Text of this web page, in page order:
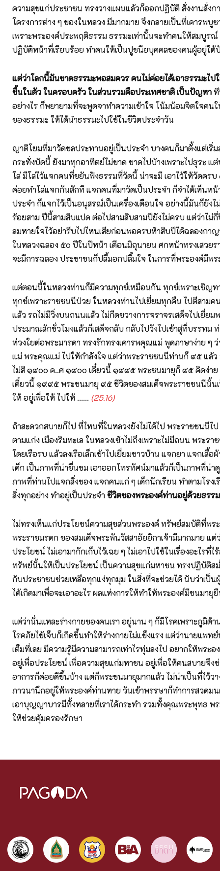
ความสุขแก่ประชาชน ทรงวางแผนแล้วก็ออกปฏิบัติ สั่งงานสั่งก
โครงการต่าง ๆ ของในหลวง มีมากมาย จึงกลายเป็นที่เคารพบู
เพราะพระองค์ประพฤติธรรม ธรรมะเท่านั้นจะทำคนให้สมบูร
ปฏิบัติหน้าที่เรียบร้อย ทำคนให้เป็นปูชนียบุคคลของคนผู้อยู่ใ
แต่ว่าโลกนี้มันขาดธรรมะพอสมควร คนไม่ค่อยได้เอาธรรมะไป
ขึ้นในตัว ในครอบครัว ในส่วนรวมคือประเทศชาติ เป็นปัญหาที
อย่างไร ก็พยายามที่จะพูดจาทำความเข้าใจ โน้มน้อมจิตใจคน
ของธรรมะ ให้ได้นำธรรมะไปใช้ในชีวิตประจำวัน
ญาติโยมที่มาวัดชลประทานอยู่เป็นประจำ บางคนก็มาตั้งแต่เริ่ม
กระทั่งบัดนี้ ยังมาทุกอาทิตย์ไม่ขาด ขาดไปบ้างเพราะไปธุระ แ
โล่ มีโล่ไว้แจกคนที่ขยันฟังธรรมที่วัดนี้ น่าจะมี เอาไว้ให้วัดคร
ค่อยทำโล่แจกกันสักที แจกคนที่มาวัดเป็นประจำ ก็จำได้เห็นหน้
ประจำ ก็แจกไว้เป็นอนุสรณ์เป็นเครื่องเตือนใจ อย่างนี้มันก็ยังไ
ร้อยสาม ปีนี้สามสิบแปด ต่อไปสามสิบสามปียังไม่ครบ แต่ว่าไม่
ลมหายใจไว้อย่ารีบไปไหนเสียก่อนพอครบห้าสิบปีได้ฉลองกา
ในหลวงฉลอง ๕๐ ปีในปีหน้า เดือนมิถุนายน ศกหน้าทรงเสวย
จะมีการฉลอง ประชาชนก็ปลื้มอกปลื้มใจ ในการที่พระองค์มีพ
แต่ตอนนี้ในหลวงท่านก็มีความทุกข์เหมือนกัน ทุกข์เพราะเชิญท
ทุกข์เพราะราชชนนีป่วย ในหลวงท่านไปเยี่ยมทุกคืน ไปตีสาม
แล้ว รถไม่มีวิ่งบนถนนแล้ว ไม่กีดขวางการจราจรเสด็จไปเยี่ยม
ประมาณสักชั่วโมงแล้วก็เสด็จกลับ กลับไปวังไปเข้าสู่ที่บรรทม
ห่วงใยต่อพระมารดา ทรงรักทรงเคารพคุณแม่ พูดภาษาง่าย ๆ
แม่ พระคุณแม่ ไปให้กำลังใจ แต่ว่าพระราชชนนีท่านก็ ๙๕ แล้
ไม่สิ ๑๙๐๐ ค..ศ ๑๙๐๐ เดี๋ยวนี้ ๑๙๙๕ พระชนมายุก็ ๙๕ คิดง่า
เดี๋ยวนี้ ๑๙๙๕ พระชนมายุ ๙๕ ชีวิตของสมเด็จพระราชชนนีนั้น
ให้ อยู่เพื่อให้ ไปให้ ...... (25.16)
ถ้าสะดวกสบายก็ไป ที่ไหนที่ในหลวงยังไม่ได้ไป พระราชชนนีไป
ตามแก่ง เมืองริมทะเล ในหลวงเข้าไม่ถึงเพราะไม่มีถนน พระร
โดยเรือรบ แล้วลงเรือเล็กเข้าไปเยี่ยมชาวบ้าน แจกยา แจกเสื้
เด็ก เป็นภาพที่น่าชื่นชม เอาออกโทรทัศน์มาแล้วก็เป็นภาพที่น่
ภาพที่ท่านไปแจกสิ่งของ แจกคนแก่ ๆ เด็กนักเรียน ทำตามโรง
สิ่งทุกอย่าง ทำอยู่เป็นประจำชีวิตของพระองค์ท่านอยู่ด้วยธรร
ไม่ทรงเห็นแก่ประโยชน์ความสุขส่วนพระองค์ ทรัพย์สมบัติที่พร
พระราชมรดก ของสมเด็จพระพันวัสสาอัยยิกาเจ้ามีมากมาย แต่
ประโยชน์ ไม่เอามากักเก็บไว้เฉย ๆ ไม่เอาไปใช้ในเรื่องอะไรที่ไ
ทรัพย์นั้นให้เป็นประโยชน์ เป็นความสุขแก่มหาชน ทรงปฏิบัติส
กับประชาชนช่วยเหลือทุกแง่ทุกมุม ในสิ่งที่จะช่วยได้ นับว่าเป็น
ได้เกิดมาเพื่อจะเอาอะไร ผลแห่งการให้ทำให้พระองค์มีชนมายุ
แต่ว่านั่นแหละร่างกายของคนเรา อยู่นาน ๆ ก็มีโรคเพราะภูมิต้
โรคภัยไข้เจ็บก็เกิดขึ้นทำให้ร่างกายไม่แข็งแรง แต่ว่านายแพท
เต็มที่เลย มีความรู้มีความสามารถเท่าไรทุ่มลงไป อยากให้พระ
อยู่เพื่อประโยชน์ เพื่อความสุขแก่มหาชน อยู่เพื่อให้คนสบายจึง
อาการก็ค่อยดีขึ้นบ้าง แต่ก็พระชนมายุมากแล้ว ไม่น่าเป็นที่ไว้ว
ภาวนานึกอยู่ให้พระองค์ท่านหาย วันเข้าพรรษาก็ทำการสวดม
เอาบุญญาบารมีทั้งหลายที่เราได้กระทำ รวมทั้งคุณพระพุทธ พ
ให้ช่วยคุ้มครองรักษา